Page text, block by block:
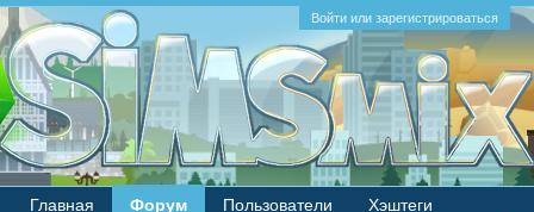
Войти или зарегистрироваться
Главная Форум Пользователи Хэштеги